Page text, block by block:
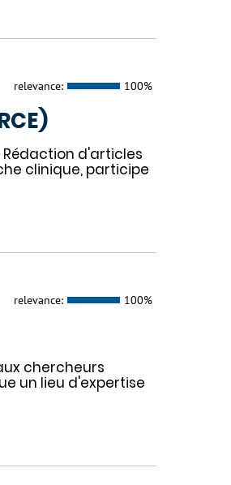
relevance: 100%
d'articles
clinique, participe
relevance: 100%
chercheurs
un lieu d'expertise